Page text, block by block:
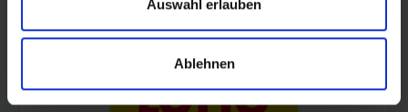
Auswahl erlauben
Ablehnen